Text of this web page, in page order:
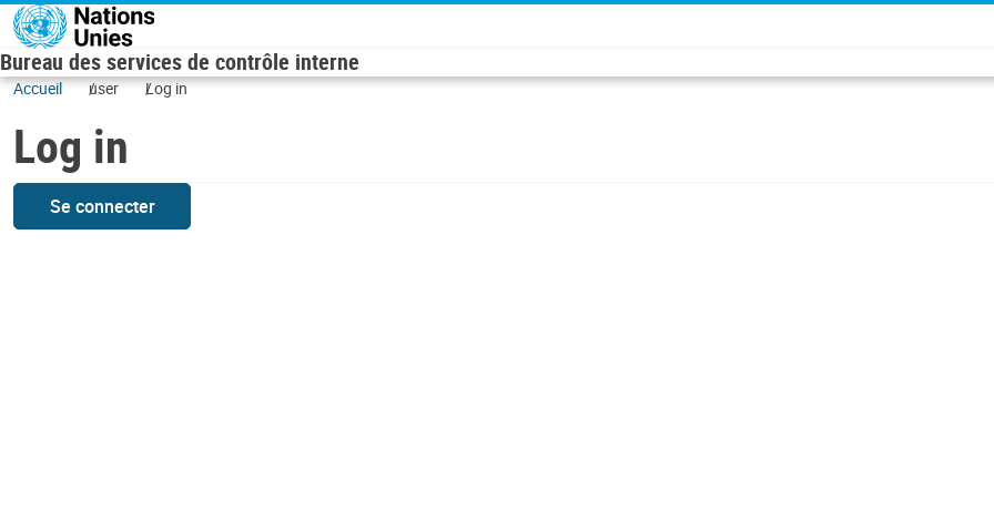
Skip to main content
Bureau des services de contrôle interne
Accueil user Log in
Log in
Se connecter